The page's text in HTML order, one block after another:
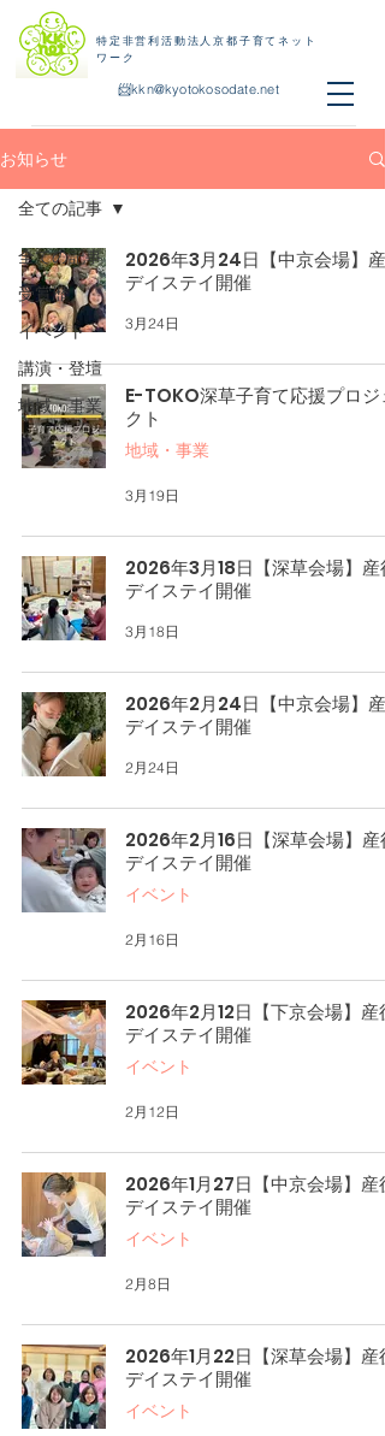
📨kkn@kyotokosodate.net
特定非営利活動法人京都子育てネット
ワーク
お知らせ
全ての記事
受賞歴
イベント
講演・登壇
地域・事業
全ての記事
2026年3月24日【中京会場】産
デイステイ開催
3月24日
E-TOKO深草子育て応援プロジェ
クト
地域・事業
3月19日
2026年3月18日【深草会場】産後
デイステイ開催
3月18日
2026年2月24日【中京会場】産
デイステイ開催
2月24日
2026年2月16日【深草会場】産後
デイステイ開催
イベント
2月16日
2026年2月12日【下京会場】産後
デイステイ開催
イベント
2月12日
2026年1月27日【中京会場】産後
デイステイ開催
イベント
2月8日
2026年1月22日【深草会場】産後
デイステイ開催
イベント